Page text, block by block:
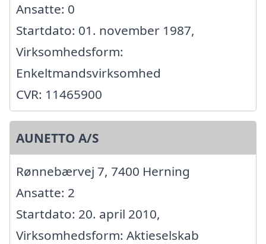
Ansatte: 0
Startdato: 01. november 1987,
Virksomhedsform:
Enkeltmandsvirksomhed
CVR: 11465900
AUNETTO A/S
Rønnebærvej 7, 7400 Herning
Ansatte: 2
Startdato: 20. april 2010,
Virksomhedsform: Aktieselskab